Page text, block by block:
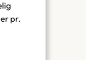
pr.